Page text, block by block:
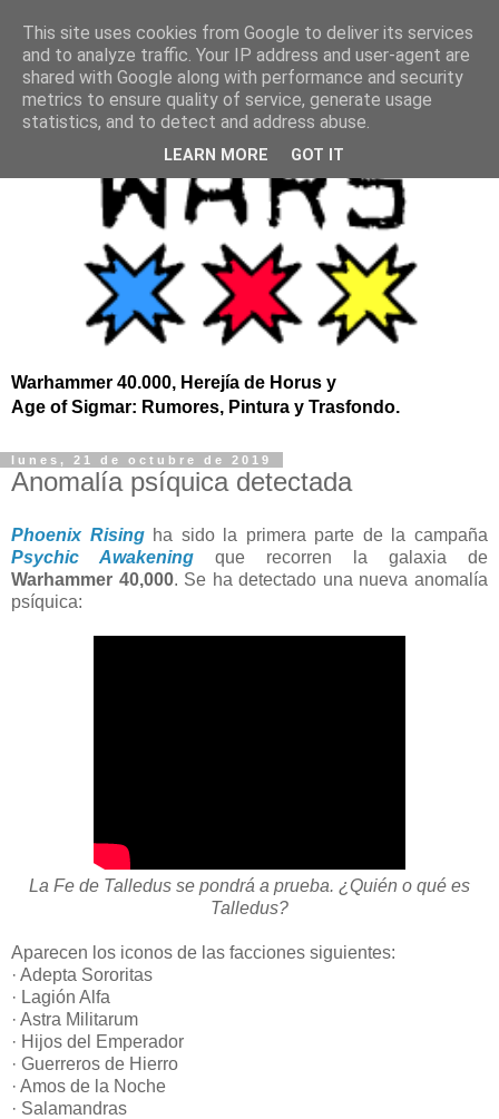
Warhammer 40.000, Herejía de Horus y
Age of Sigmar: Rumores, Pintura y Trasfondo.
lunes, 21 de octubre de 2019
Anomalía psíquica detectada
Phoenix Risingha sido la primera parte de la campaña
Psychic Awakening que recorren la galaxia de
Warhammer 40,000. Se ha detectado una nueva anomalía
psíquica:
La Fe de Talledus se pondrá a prueba. ¿Quién o qué es
Talledus?
Aparecen los iconos de las facciones siguientes:
· Adepta Sororitas
· Lagión Alfa
· Astra Militarum
· Hijos del Emperador
· Guerreros de Hierro
· Amos de la Noche
· Salamandras
This site uses cookies from Google to deliver its services
and to analyze traffic. Your IP address and user-agent are
shared with Google along with performance and security
metrics to ensure quality of service, generate usage
statistics, and to detect and address abuse.
LEARN MORE GOT IT